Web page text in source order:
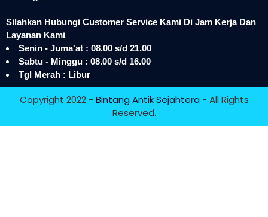
Silahkan Hubungi Customer Service Kami Di Jam Kerja Dan
Layanan Kami
Senin - Juma'at : 08.00 s/d 21.00
Sabtu - Minggu : 08.00 s/d 16.00
Tgl Merah : Libur
Copyright 2022 - Bintang Antik Sejahtera - All Rights
Reserved.